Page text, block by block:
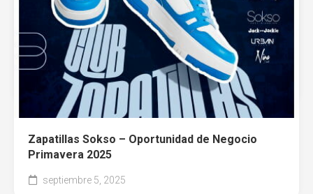
Catálogo Viale SOKSO Brasileras 2017
julio 20, 2017
Zapatillas Sokso – Oportunidad de Negocio
Primavera 2025
septiembre 5, 2025